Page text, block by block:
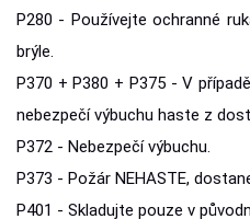
P280 - Používejte ochranné
brýle.
P370 + P380 + P375 - V
nebezpečí výbuchu haste z
P372 - Nebezpečí výbuchu.
P373 - Požár NEHASTE,
P401 - Skladujte pouze v